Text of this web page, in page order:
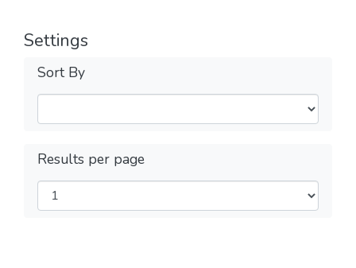
Settings
Sort By
Results per page